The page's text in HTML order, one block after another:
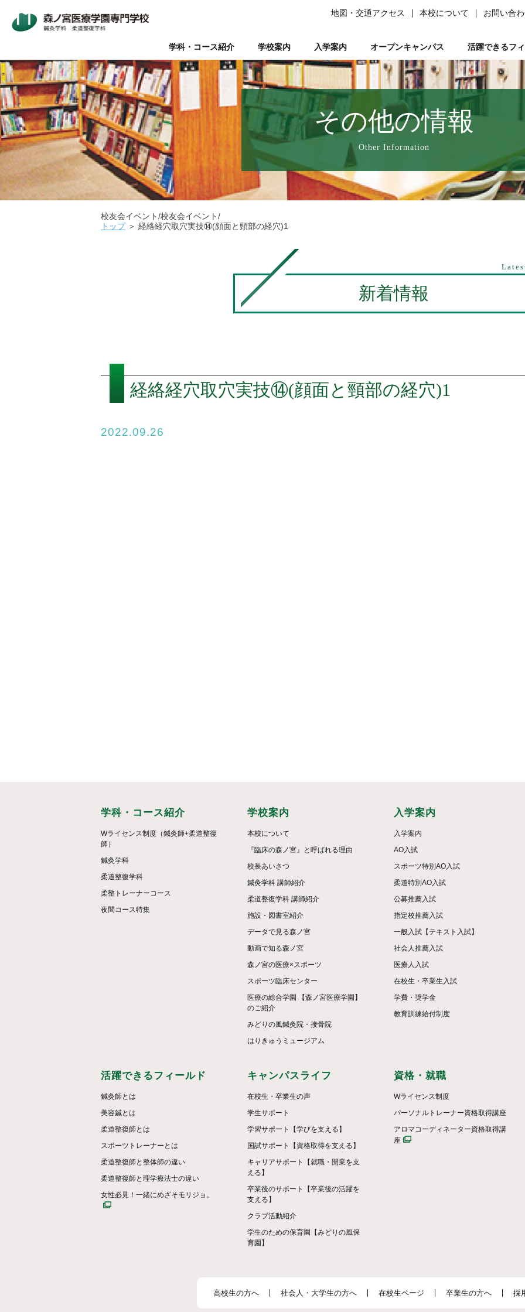
地図・交通アクセス 本校について お問い合
学科・コース紹介
Wライセンス制度（鍼灸師+柔道整復師） 鍼灸学科 柔道整復学科 柔整トレーナ
学校案内
本校について 『臨床の森ノ宮』と呼ばれる理由 校長あいさつ 鍼灸学科 講師紹
データで見る森ノ宮 動画で知る森ノ宮 森ノ宮の医療×スポーツ スポーツ臨床セ
医療の総合学園 【森ノ宮医療学園】のご紹介 はりきゅう
入学案内
入学案内 AO入試 スポーツ特別AO入試 柔道特別AO入試 公募推薦入試
社会人推薦入試 医療人入試 在校生・卒業生入試 学費・奨学金
オープンキャンパス
オープンキャンパス 平日ミニオープンキャンパス AO入試対策講座
活躍できるフ
鍼灸師とは 美容鍼とは 柔道整復師とは スポーツトレーナーとは 柔道
柔道整復師と理学療法士の違い 女性必見！一緒にめざそモリジョ。
在校生・卒業生の声 学生サポート 学習サポート【学びを支える】 国試サポー
キャリアサポート【就職・開業を支える】 卒業後のサポート【卒業後の活躍を支える】
学生のための保育園【みどりの風保育園】
Wライセンス制度 パーソナルトレーナー資格取得講座 アロマコーディネーター資格取
新着情報 Q&A（よくある質問） 研究活動 フリー冊子【ここ＋から(PLUS)】
情報の公表 関係団体ページ お問い合わせ
その他の情報
Other Information
校友会イベント/校友会イベント/
トップ＞ 経絡経穴取穴実技⑭(顔面と頸部の経穴)1
新着情報
経絡経穴取穴実技⑭(顔面と頸部の経穴)1
2022.09.26
学科・コース紹介
Wライセンス制度（鍼灸師+柔道整復
師）
鍼灸学科
柔道整復学科
柔整トレーナーコース
夜間コース特集
学校案内
本校について
『臨床の森ノ宮』と呼ばれる理由
校長あいさつ
鍼灸学科 講師紹介
柔道整復学科 講師紹介
施設・図書室紹介
データで見る森ノ宮
動画で知る森ノ宮
森ノ宮の医療×スポーツ
スポーツ臨床センター
医療の総合学園 【森ノ宮医療学園】
のご紹介
みどりの風鍼灸院・接骨院
はりきゅうミュージアム
入学案内
入学案内
AO入試
スポーツ特別AO入試
柔道特別AO入試
公募推薦入試
指定校推薦入試
一般入試【テキスト入試】
社会人推薦入試
医療人入試
在校生・卒業生入試
学費・奨学金
教育訓練給付制度
活躍できるフィールド
鍼灸師とは
美容鍼とは
柔道整復師とは
スポーツトレーナーとは
柔道整復師と整体師の違い
柔道整復師と理学療法士の違い
女性必見！一緒にめざそモリジョ。
キャンパスライフ
在校生・卒業生の声
学生サポート
学習サポート【学びを支える】
国試サポート【資格取得を支える】
キャリアサポート【就職・開業を支
える】
卒業後のサポート【卒業後の活躍を
支える】
クラブ活動紹介
学生のための保育園【みどりの風保
育園】
資格・就職
Wライセンス制度
パーソナルトレーナー資格取得講座
アロマコーディネーター資格取得講
座
高校生の方へ 社会人・大学生の方へ 在校生ページ 卒業生の方へ 採